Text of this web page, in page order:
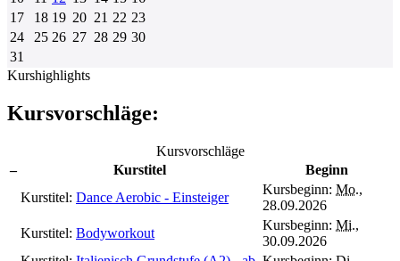
17
18 19 20 21 22 23
24
25 26 27 28 29 30
31
Kurshighlights
Kursvorschläge:
Kursvorschläge
–
Kurstitel
Beginn
Kurstitel: Dance Aerobic - Einsteiger
Kursbeginn: Mo.,
28.09.2026
Kurstitel: Bodyworkout
Kursbeginn: Mi.,
30.09.2026